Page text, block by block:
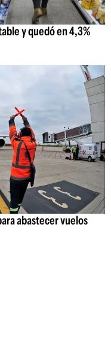
y quedó en 4,3%
abastecer vuelos